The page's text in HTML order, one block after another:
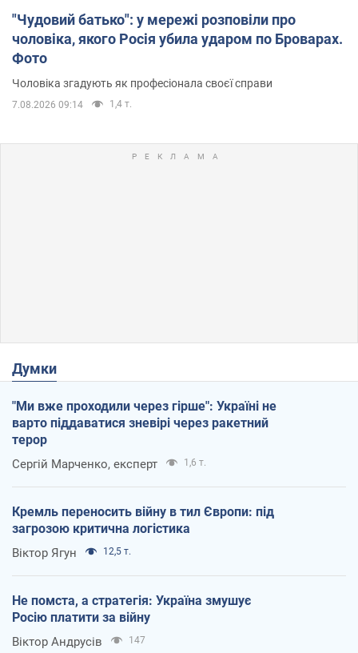
"Чудовий батько": у мережі розповіли про
чоловіка, якого Росія убила ударом по Броварах.
Фото
Чоловіка згадують як професіонала своєї справи
7.08.2026 09:14 1,4 т.
Думки
"Ми вже проходили через гірше": Україні не
варто піддаватися зневірі через ракетний
терор
Сергій Марченко, експерт 1,6 т.
Кремль переносить війну в тил Європи: під
загрозою критична логістика
Віктор Ягун 12,5 т.
Не помста, а стратегія: Україна змушує
Росію платити за війну
Віктор Андрусів 147